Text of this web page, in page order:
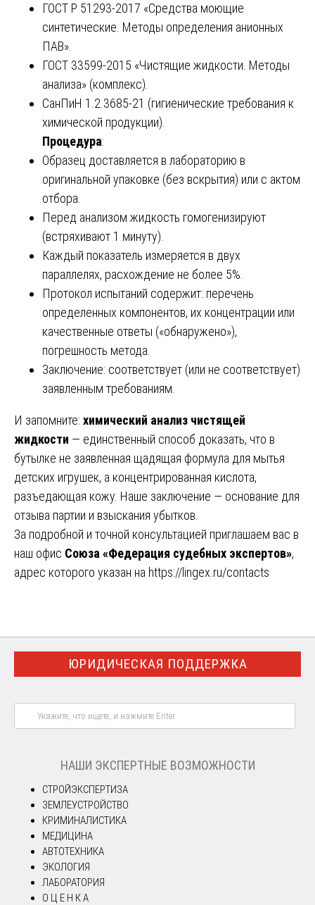
ГОСТ Р 51293-2017 «Средства моющие
синтетические. Методы определения анионных
ПАВ».
ГОСТ 33599-2015 «Чистящие жидкости. Методы
анализа» (комплекс).
СанПиН 1.2.3685-21 (гигиенические требования к
химической продукции).
Процедура:
Образец доставляется в лабораторию в
оригинальной упаковке (без вскрытия) или с актом
отбора.
Перед анализом жидкость гомогенизируют
(встряхивают 1 минуту).
Каждый показатель измеряется в двух
параллелях, расхождение не более 5%.
Протокол испытаний содержит: перечень
определенных компонентов, их концентрации или
качественные ответы («обнаружено»),
погрешность метода.
Заключение: соответствует (или не соответствует)
заявленным требованиям.
И запомните: химический анализ чистящей
жидкости — единственный способ доказать, что в
бутылке не заявленная щадящая формула для мытья
детских игрушек, а концентрированная кислота,
разъедающая кожу. Наше заключение — основание для
отзыва партии и взыскания убытков.
За подробной и точной консультацией приглашаем вас в
наш офис Союза «Федерация судебных экспертов»,
адрес которого указан на https://lingex.ru/contacts
ЮРИДИЧЕСКАЯ ПОДДЕРЖКА
НАШИ ЭКСПЕРТНЫЕ ВОЗМОЖНОСТИ
СТРОЙЭКСПЕРТИЗА
ЗЕМЛЕУСТРОЙСТВО
КРИМИНАЛИСТИКА
МЕДИЦИНА
АВТОТЕХНИКА
ЭКОЛОГИЯ
ЛАБОРАТОРИЯ
О Ц Е Н К А